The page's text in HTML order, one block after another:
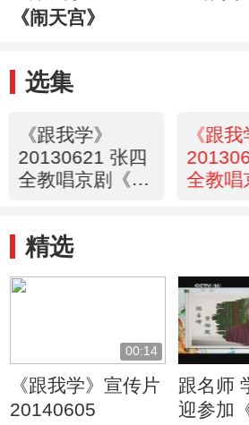
《闹天宫》
选集
《跟我学》
20130621 张四
全教唱京剧《闹
《跟我
全教唱
精选
00:14
《跟我学》宣传片
20140605
跟名师
迎参加